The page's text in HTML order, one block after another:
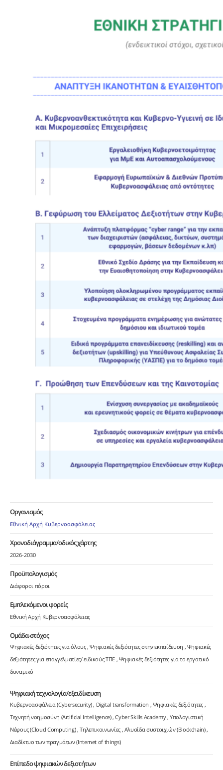
Οργανισμός
Εθνική Αρχή Κυβερνοασφάλειας
Χρονοδιάγραμμα/οδικός χάρτης
2026-2030
Προϋπολογισμός
Διάφοροι πόροι
Εμπλεκόμενοι φορείς
Εθνική Αρχή Κυβερνοασφάλειας
Ομάδα-στόχος
Ψηφιακές δεξιότητες για όλους Ψηφιακές δεξιότητες στην εκπαίδευση Ψηφιακές
δεξιότητες για επαγγελματίες/ ειδικούς ΤΠΕ Ψηφιακές δεξιότητες για το εργατικό
δυναμικό
Ψηφιακή τεχνολογία/εξειδίκευση
Κυβερνοασφάλεια (Cybersecurity) Digital transformation Ψηφιακές δεξιότητες
Τεχνητή νοημοσύνη (Artificial Intelligence) Cyber Skills Academy Υπολογιστική
Νέφους (Cloud Computing) Τηλεπικοινωνίες Αλυσίδα συστοιχιών (Blockchain)
Διαδίκτυο των πραγμάτων (Internet of things)
Επίπεδο ψηφιακών δεξιοτήτων